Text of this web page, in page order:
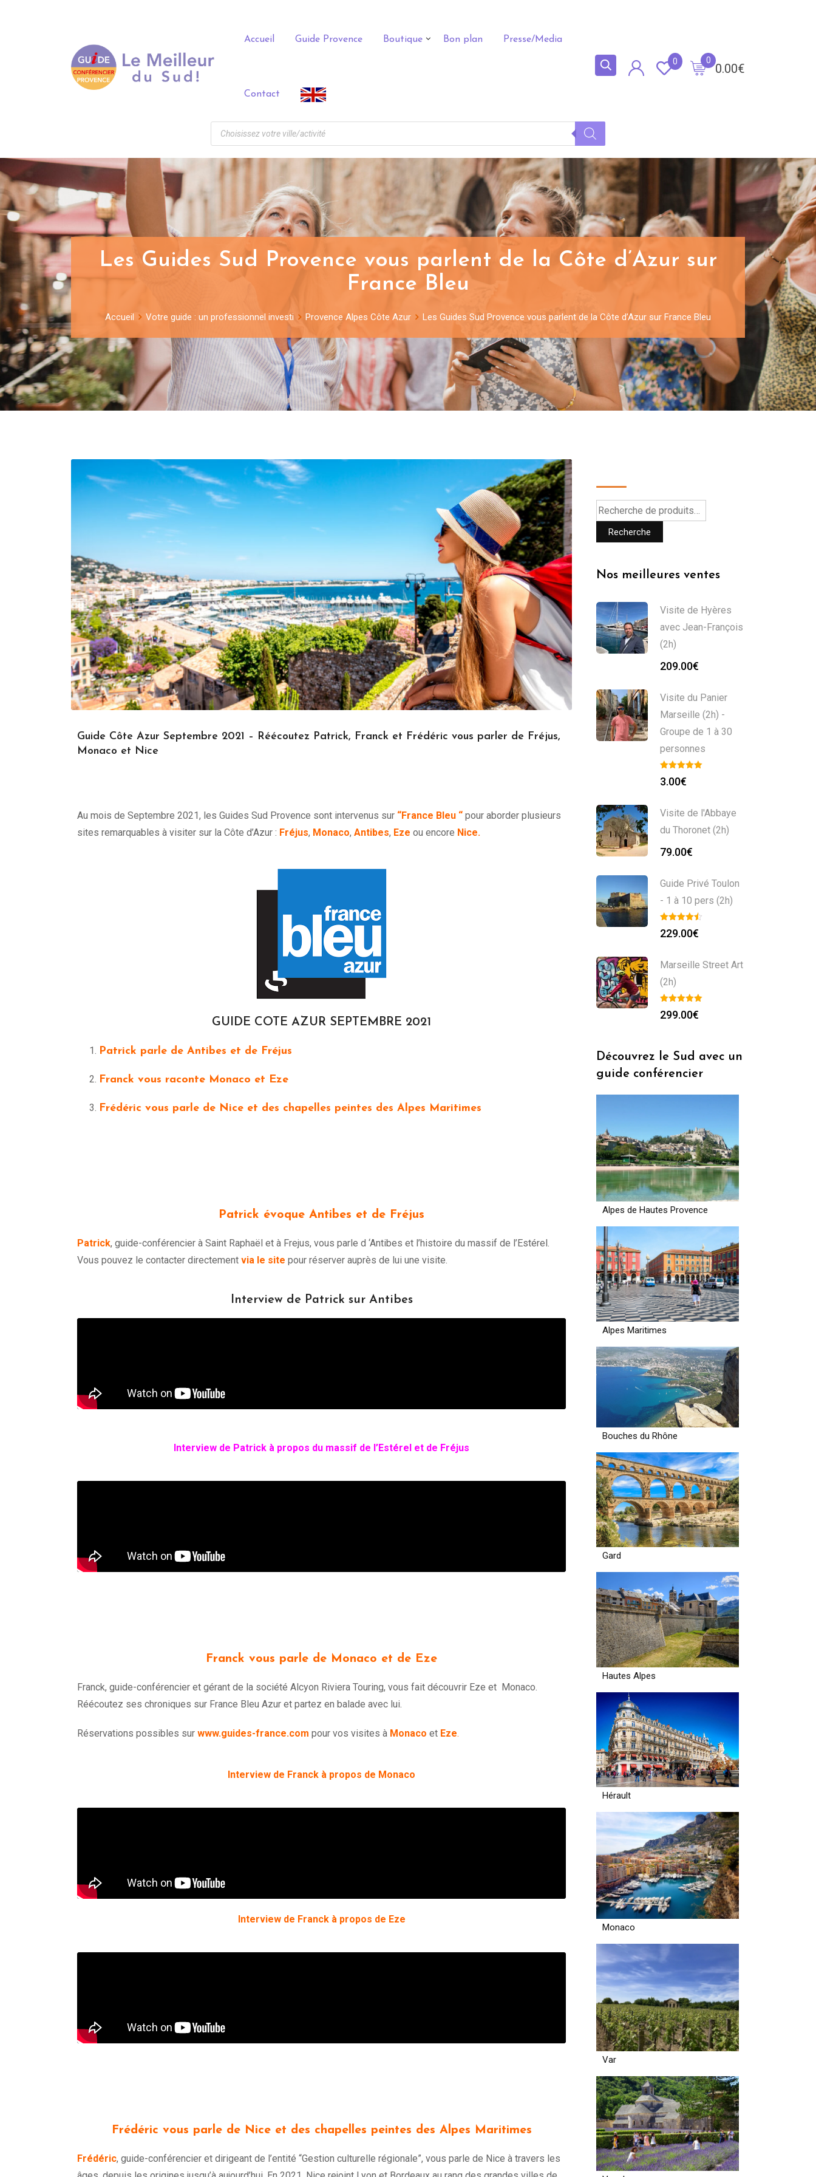
Accueil Guide Provence Boutique Bon plan Presse/Media
Contact
0.00€
0
0
Les Guides Sud Provence vous parlent de la Côte d’Azur sur
France Bleu
Accueil Votre guide : un professionnel investi Provence Alpes Côte Azur Les Guides Sud Provence vous parlent de la Côte d’Azur sur France Bleu
Guide Côte Azur Septembre 2021 – Réécoutez Patrick, Franck et Frédéric vous parler de Fréjus,
Monaco et Nice
Au mois de Septembre 2021, les Guides Sud Provence sont intervenus sur “France Bleu “ pour aborder plusieurs
sites remarquables à visiter sur la Côte d’Azur : Fréjus, Monaco, Antibes, Eze ou encore Nice.
GUIDE COTE AZUR SEPTEMBRE 2021
Patrick parle de Antibes et de Fréjus
Franck vous raconte Monaco et Eze
Frédéric vous parle de Nice et des chapelles peintes des Alpes Maritimes
Patrick évoque Antibes et de Fréjus
Patrick, guide-conférencier à Saint Raphaël et à Frejus, vous parle d ‘Antibes et l’histoire du massif de l’Estérel.
Vous pouvez le contacter directement via le site pour réserver auprès de lui une visite.
Interview de Patrick sur Antibes
Interview de Patrick à propos du massif de l’Estérel et de Fréjus
Franck vous parle de Monaco et de Eze
Franck, guide-conférencier et gérant de la société Alcyon Riviera Touring, vous fait découvrir Eze et Monaco.
Réécoutez ses chroniques sur France Bleu Azur et partez en balade avec lui.
Réservations possibles sur www.guides-france.com pour vos visites à Monaco et Eze.
Interview de Franck à propos de Monaco
Interview de Franck à propos de Eze
Frédéric vous parle de Nice et des chapelles peintes des Alpes Maritimes
Frédéric, guide-conférencier et dirigeant de l’entité “Gestion culturelle régionale”, vous parle de Nice à travers les
Recherche
Nos meilleures ventes
Visite de Hyères
avec Jean-François
(2h)
209.00€
Visite du Panier
Marseille (2h) -
Groupe de 1 à 30
personnes
3.00€
Visite de l'Abbaye
du Thoronet (2h)
79.00€
Guide Privé Toulon
- 1 à 10 pers (2h)
229.00€
Marseille Street Art
(2h)
299.00€
Découvrez le Sud avec un
guide conférencier
Alpes de Hautes Provence
Alpes Maritimes
Bouches du Rhône
Gard
Hautes Alpes
Hérault
Monaco
Var